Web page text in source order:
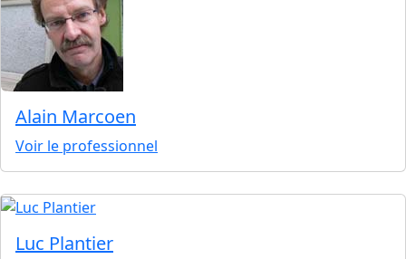
Alain Marcoen
Voir le professionnel
Luc Plantier